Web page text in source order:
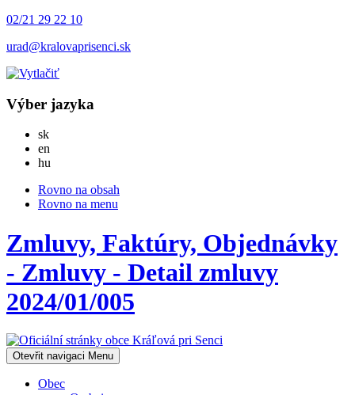
02/21 29 22 10
urad@kralovaprisenci.sk
Výber jazyka
skSlovensky
en
hu
Rovno na obsah
Rovno na menu
Zmluvy, Faktúry, Objednávky
- Zmluvy - Detail zmluvy
2024/01/005
Otevřit navigaci Menu
Obec